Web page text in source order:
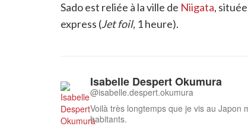
Sado est reliée à la ville de Niigata,
express (Jet foil, 1 heure).
Isabelle Despert Okumura
@isabelle.despert.okumura
Voilà très longtemps que je vis au
habitants.